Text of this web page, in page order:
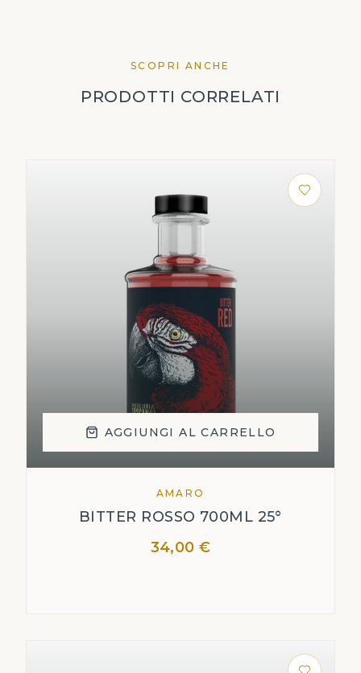
SCOPRI ANCHE
PRODOTTI CORRELATI
AGGIUNGI AL CARRELLO
AMARO
BITTER ROSSO 700ML 25°
34,00 €